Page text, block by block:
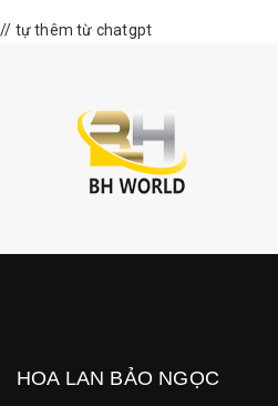
// tự thêm từ chatgpt
HOA LAN BẢO NGỌC